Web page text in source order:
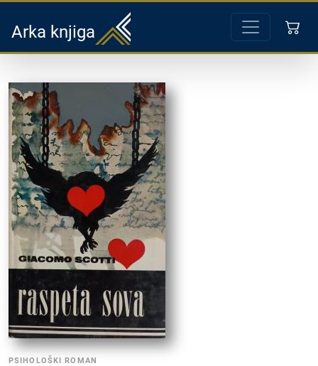
Arka knjiga
PSIHOLOŠKI ROMAN